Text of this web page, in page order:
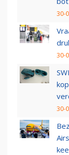
30-
30-
30-